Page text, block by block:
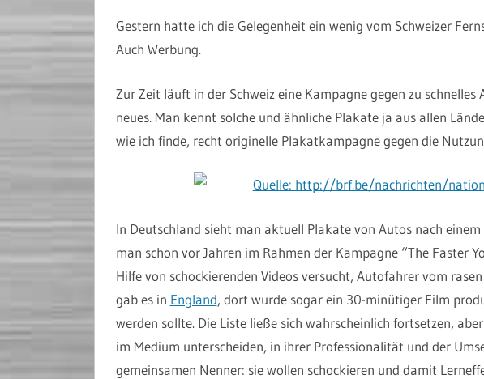
Gestern hatte ich die Gelegenheit ein wenig vom Schweizer
Auch Werbung.
Zur Zeit läuft in der Schweiz eine Kampagne gegen zu
neues. Man kennt solche und ähnliche Plakate ja aus allen
wie ich finde, recht originelle Plakatkampagne gegen die
In Deutschland sieht man aktuell Plakate von Autos nach
man schon vor Jahren im Rahmen der Kampagne “The Faster
Hilfe von schockierenden Videos versucht, Autofahrer vom
gab es in England, dort wurde sogar ein 30-minütiger Film
werden sollte. Die Liste ließe sich wahrscheinlich fortsetzen,
im Medium unterscheiden, in ihrer Professionalität und der
gemeinsamen Nenner: sie wollen schockieren und damit